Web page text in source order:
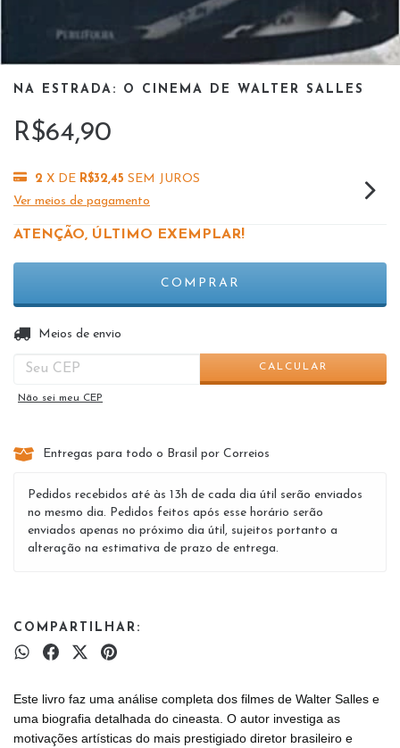
NA ESTRADA: O CINEMA DE WALTER SALLES
R$64,90
2 X DE R$32,45 SEM JUROS
Ver meios de pagamento
ATENÇÃO, ÚLTIMO EXEMPLAR!
Entregas para o CEP:
Meios de envio
CALCULAR
Não sei meu CEP
Entregas para todo o Brasil por Correios
Pedidos recebidos até às 13h de cada dia útil serão enviados
no mesmo dia. Pedidos feitos após esse horário serão
enviados apenas no próximo dia útil, sujeitos portanto a
alteração na estimativa de prazo de entrega.
COMPARTILHAR:
Este livro faz uma análise completa dos filmes de Walter Salles e
uma biografia detalhada do cineasta. O autor investiga as
motivações artísticas do mais prestigiado diretor brasileiro e